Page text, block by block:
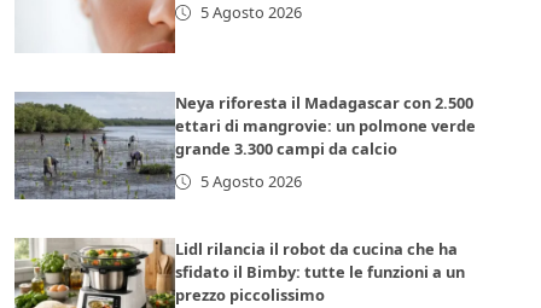
5 Agosto 2026
Neya riforesta il Madagascar con 2.500
ettari di mangrovie: un polmone verde
grande 3.300 campi da calcio
5 Agosto 2026
Lidl rilancia il robot da cucina che ha
sfidato il Bimby: tutte le funzioni a un
prezzo piccolissimo